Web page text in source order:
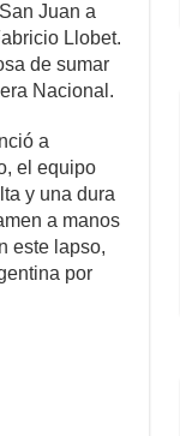
Juan a
Llobet.
de sumar
Nacional.
a
el equipo
y una dura
a manos
este lapso,
por